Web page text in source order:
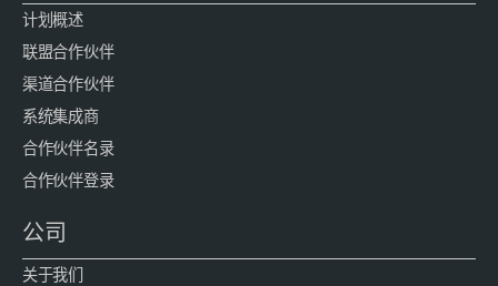
计划概述
联盟合作伙伴
渠道合作伙伴
系统集成商
合作伙伴名录
合作伙伴登录
公司
关于我们